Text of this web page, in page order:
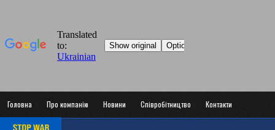
Головна Про компанію Новини Співробітництво Контакти